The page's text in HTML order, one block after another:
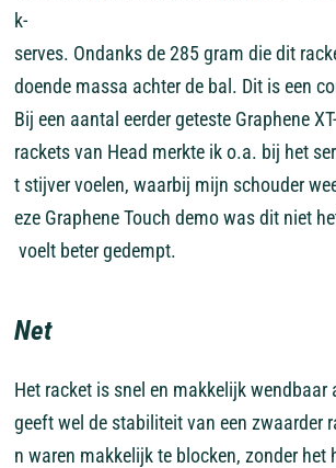
k-
serves. Ondanks de 285 gram die dit
doende massa achter de bal. Dit is een
Bij een aantal eerder geteste Graphene XT-
rackets van Head merkte ik o.a. bij het
t stijver voelen, waarbij mijn schouder
eze Graphene Touch demo was dit niet
voelt beter gedempt.
Net
Het racket is snel en makkelijk wendbaar
geeft wel de stabiliteit van een zwaarder
n waren makkelijk te blocken, zonder het